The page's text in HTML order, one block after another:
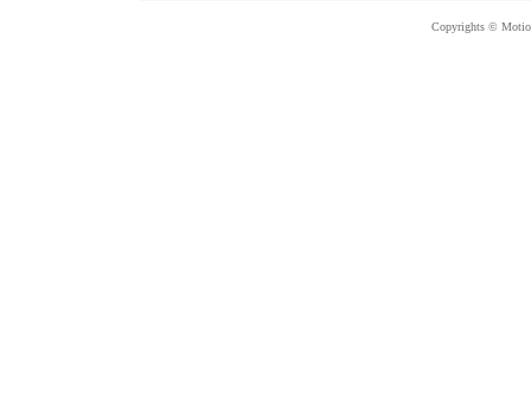
Copyrights ©